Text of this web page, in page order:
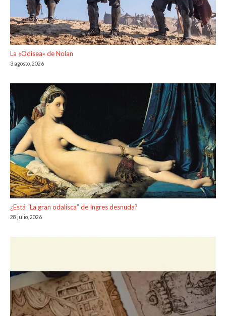
La «Odisea» de Nolan
3 agosto, 2026
¿Está “La gran odalisca” de Ingres desnuda?
28 julio, 2026